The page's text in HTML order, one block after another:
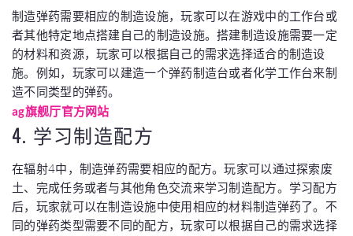
制造弹药需要相应的制造设施，玩家可以在游戏中的工作台或
者其他特定地点搭建自己的制造设施。搭建制造设施需要一定
的材料和资源，玩家可以根据自己的需求选择适合的制造设
施。例如，玩家可以建造一个弹药制造台或者化学工作台来制
造不同类型的弹药。
ag旗舰厅官方网站
4. 学习制造配方
在辐射4中，制造弹药需要相应的配方。玩家可以通过探索废
土、完成任务或者与其他角色交流来学习制造配方。学习配方
后，玩家就可以在制造设施中使用相应的材料制造弹药了。不
同的弹药类型需要不同的配方，玩家可以根据自己的需求选择